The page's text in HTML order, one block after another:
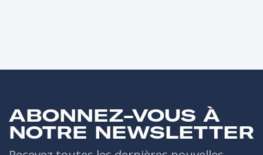
ABONNEZ-VOUS À
NOTRE NEWSLETTER